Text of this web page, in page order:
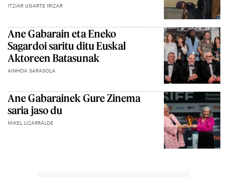
ITZIAR UGARTE IRIZAR
Ane Gabarain eta Eneko
Sagardoi saritu ditu Euskal
Aktoreen Batasunak
AINHOA SARASOLA
Ane Gabarainek Gure Zinema
saria jaso du
MIKEL LIZARRALDE